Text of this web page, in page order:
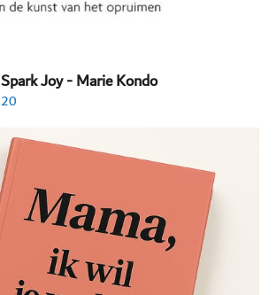
Spark Joy - Marie Kondo
20